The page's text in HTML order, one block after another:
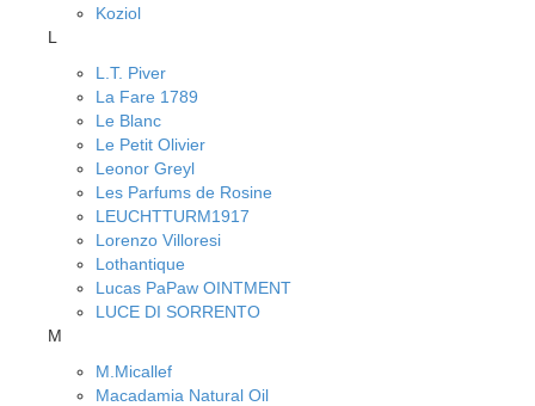
Koziol
L
L.T. Piver
La Fare 1789
Le Blanc
Le Petit Olivier
Leonor Greyl
Les Parfums de Rosine
LEUCHTTURM1917
Lorenzo Villoresi
Lothantique
Lucas PaPaw OINTMENT
LUCE DI SORRENTO
M
M.Micallef
Macadamia Natural Oil